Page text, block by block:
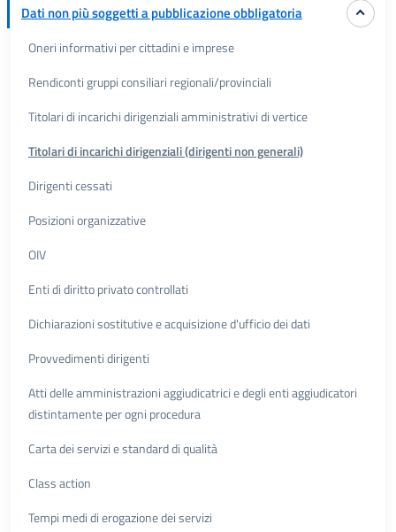
Dati non più soggetti a pubblicazione obbligatoria
Oneri informativi per cittadini e imprese
Rendiconti gruppi consiliari regionali/provinciali
Titolari di incarichi dirigenziali amministrativi di vertice
Titolari di incarichi dirigenziali (dirigenti non generali)
Dirigenti cessati
Posizioni organizzative
OIV
Enti di diritto privato controllati
Dichiarazioni sostitutive e acquisizione d'ufficio dei dati
Provvedimenti dirigenti
Atti delle amministrazioni aggiudicatrici e degli enti aggiudicatori
distintamente per ogni procedura
Carta dei servizi e standard di qualità
Class action
Tempi medi di erogazione dei servizi